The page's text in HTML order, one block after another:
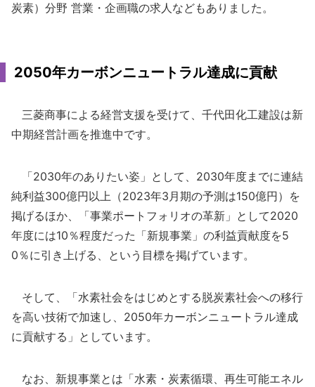
炭素）分野 営業・企画職の求人などもありました。
2050年カーボンニュートラル達成に貢献
三菱商事による経営支援を受けて、千代田化工建設は新
中期経営計画を推進中です。
「2030年のありたい姿」として、2030年度までに連結
純利益300億円以上（2023年3月期の予測は150億円）を
掲げるほか、「事業ポートフォリオの革新」として2020
年度には10％程度だった「新規事業」の利益貢献度を5
0％に引き上げる、という目標を掲げています。
そして、「水素社会をはじめとする脱炭素社会への移行
を高い技術で加速し、2050年カーボンニュートラル達成
に貢献する」としています。
なお、新規事業とは「水素・炭素循環、再生可能エネル